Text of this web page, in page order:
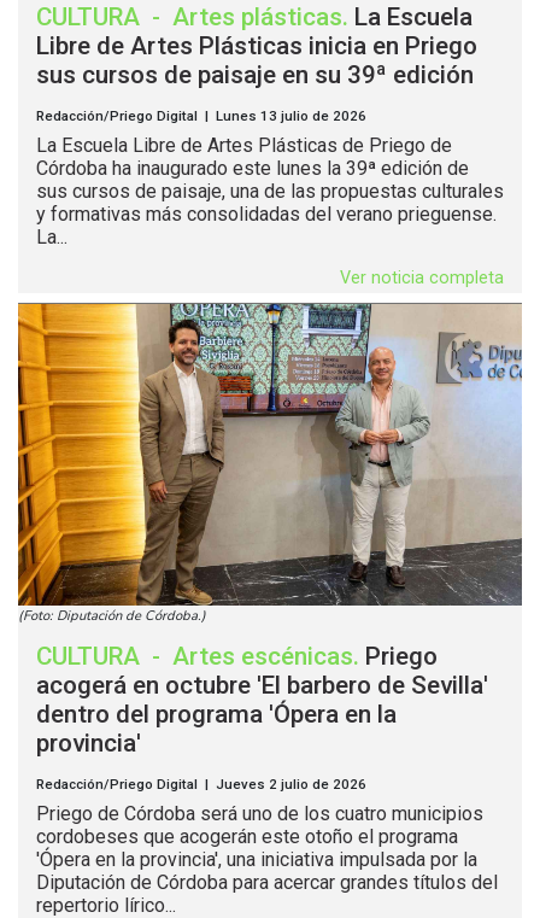
CULTURA - Artes plásticas. La Escuela
Libre de Artes Plásticas inicia en Priego
sus cursos de paisaje en su 39ª edición
Redacción/Priego Digital | Lunes 13 julio de 2026
La Escuela Libre de Artes Plásticas de Priego de
Córdoba ha inaugurado este lunes la 39ª edición de
sus cursos de paisaje, una de las propuestas culturales
y formativas más consolidadas del verano prieguense.
La...
Ver noticia completa
(Foto: Diputación de Córdoba.)
CULTURA - Artes escénicas. Priego
acogerá en octubre 'El barbero de Sevilla'
dentro del programa 'Ópera en la
provincia'
Redacción/Priego Digital | Jueves 2 julio de 2026
Priego de Córdoba será uno de los cuatro municipios
cordobeses que acogerán este otoño el programa
'Ópera en la provincia', una iniciativa impulsada por la
Diputación de Córdoba para acercar grandes títulos del
repertorio lírico...